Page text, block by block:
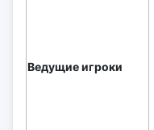
Ведущие игроки